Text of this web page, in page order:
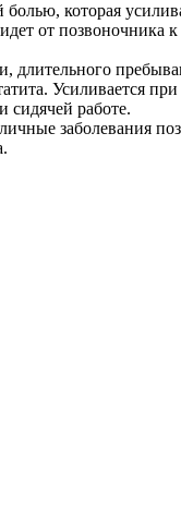
болью, которая
от позвоночника
длительного
Усиливается
сидячей работе.
заболевания